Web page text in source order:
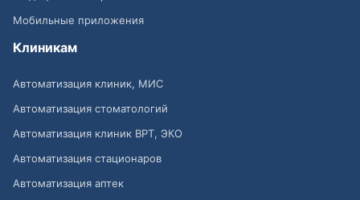
Мобильные приложения
Клиникам
Автоматизация клиник, МИС
Автоматизация стоматологий
Автоматизация клиник ВРТ, ЭКО
Автоматизация стационаров
Автоматизация аптек